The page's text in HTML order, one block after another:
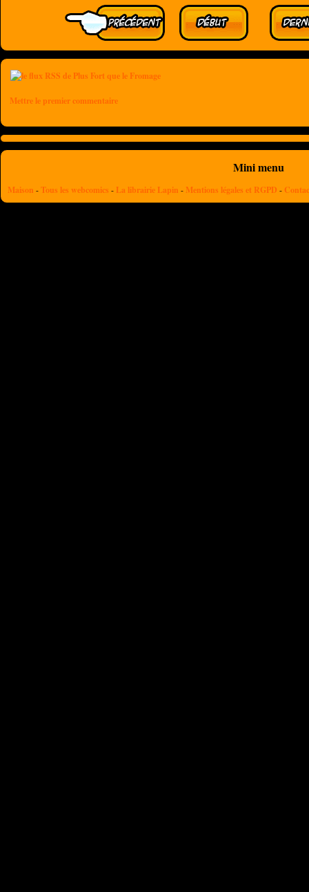
Mettre le premier commentaire
Mini menu
Maison -Tous les webcomics - La librairie Lapin - Mentions légales et RGPD -